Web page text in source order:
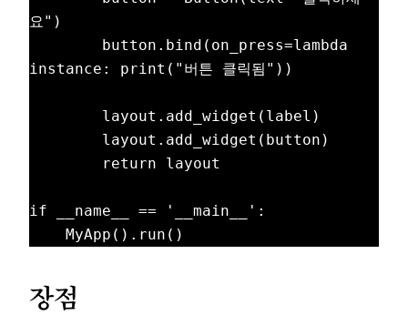
요")
instance: print("버튼 클릭됨"))
if __name__ == '__main__':
장점